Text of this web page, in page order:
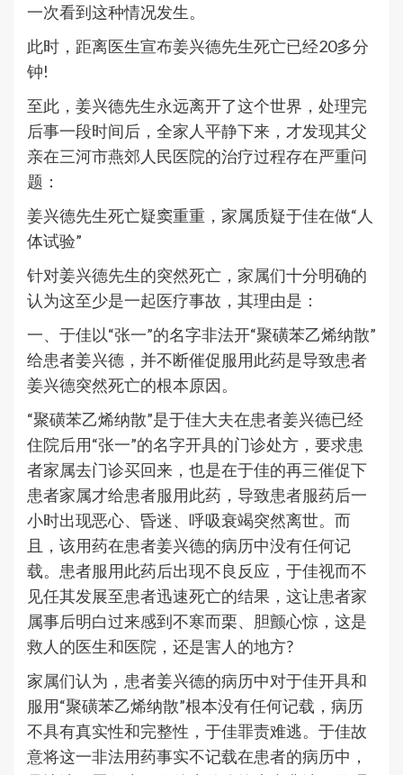
一次看到这种情况发生。
此时，距离医生宣布姜兴德先生死亡已经20多分
钟!
至此，姜兴德先生永远离开了这个世界，处理完
后事一段时间后，全家人平静下来，才发现其父
亲在三河市燕郊人民医院的治疗过程存在严重问
题：
姜兴德先生死亡疑窦重重，家属质疑于佳在做“人
体试验”
针对姜兴德先生的突然死亡，家属们十分明确的
认为这至少是一起医疗事故，其理由是：
一、于佳以“张一”的名字非法开“聚磺苯乙烯纳散”
给患者姜兴德，并不断催促服用此药是导致患者
姜兴德突然死亡的根本原因。
“聚磺苯乙烯纳散”是于佳大夫在患者姜兴德已经
住院后用“张一”的名字开具的门诊处方，要求患
者家属去门诊买回来，也是在于佳的再三催促下
患者家属才给患者服用此药，导致患者服药后一
小时出现恶心、昏迷、呼吸衰竭突然离世。而
且，该用药在患者姜兴德的病历中没有任何记
载。患者服用此药后出现不良反应，于佳视而不
见任其发展至患者迅速死亡的结果，这让患者家
属事后明白过来感到不寒而栗、胆颤心惊，这是
救人的医生和医院，还是害人的地方?
家属们认为，患者姜兴德的病历中对于佳开具和
服用“聚磺苯乙烯纳散”根本没有任何记载，病历
不具有真实性和完整性，于佳罪责难逃。于佳故
意将这一非法用药事实不记载在患者的病历中，